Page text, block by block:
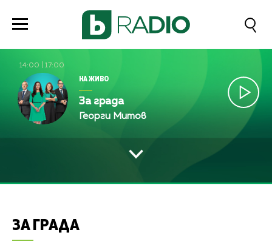
14:00 17:00
НА ЖИВО
За града
Георги Митов
ЗА ГРАДА